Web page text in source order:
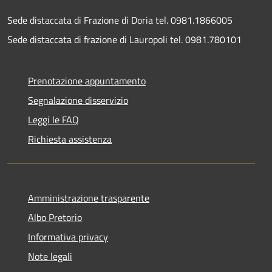
Sede distaccata di Frazione di Doria tel. 0981.1866005
Sede distaccata di frazione di Lauropoli tel. 0981.780101
Prenotazione appuntamento
Segnalazione disservizio
Leggi le FAQ
Richiesta assistenza
Amministrazione trasparente
Albo Pretorio
Informativa privacy
Note legali